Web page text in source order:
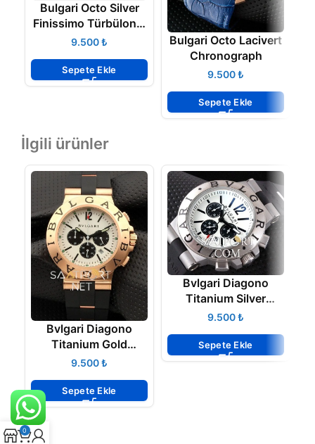
Bulgari Octo Silver
Finissimo Türbülonlu
Otomatik
₺
Sepete Ekle
Bulgari Octo Lacivert
Chronograph
₺
Sepete Ekle
İlgili ürünler
Bvlgari Diagono
Titanium Gold
Chronograph
₺
Sepete Ekle
Bvlgari Diagono
Titanium Silver
Chronograph II
₺
Sepete Ekle
0